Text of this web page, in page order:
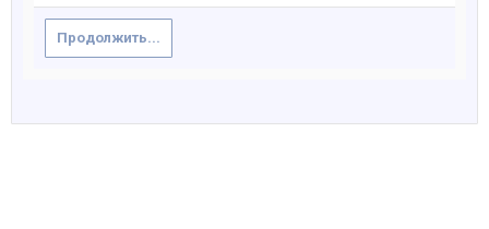
Продолжить...